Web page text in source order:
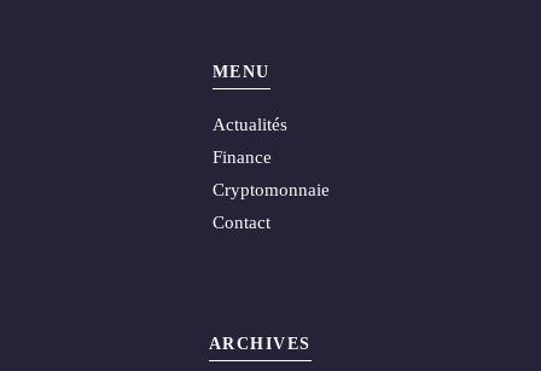
MENU
Actualités
Finance
Cryptomonnaie
Contact
ARCHIVES